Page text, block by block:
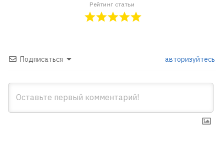
Рейтинг статьи
Подписаться авторизуйтесь